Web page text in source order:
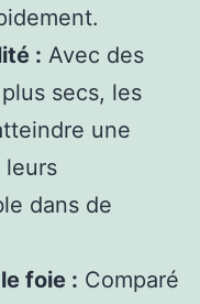
: Avec des
secs, les
une
leurs
dans de
foie : Comparé